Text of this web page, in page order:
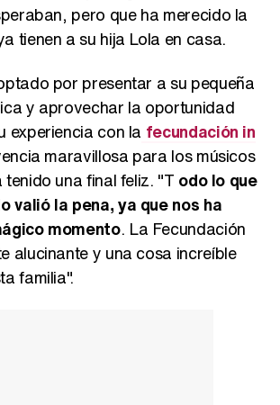
pero que ha merecido la
tienen a su hija Lola en casa.
por presentar a su pequeña
y aprovechar la oportunidad
experiencia con la fecundación in
maravillosa para los músicos
tenido una final feliz. "T odo lo que
valió la pena, ya que nos ha
momento. La Fecundación
alucinante y una cosa increíble
familia".